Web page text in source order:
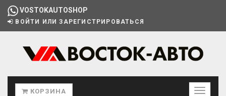
VOSTOKAUTOSHOP
ВОЙТИ ИЛИ ЗАРЕГИСТРИРОВАТЬСЯ
КОРЗИНА